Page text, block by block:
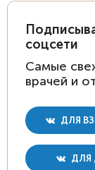
соцсети
Самые
врачей и
ДЛЯ
ДЛЯ